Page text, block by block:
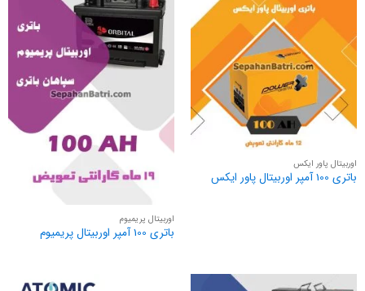
اوربیتال پاور ایکس
باتری 100 آمپر اوربیتال پاور ایکس
اوربیتال پریمیوم
باتری 100 آمپر اوربیتال پریمیوم